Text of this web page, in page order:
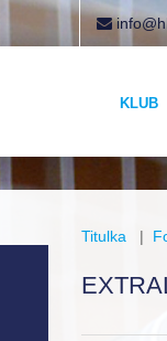
KLUB
Titulka |